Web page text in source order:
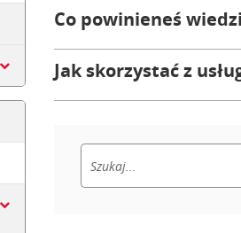
Co powinieneś
Jak skorzystać z